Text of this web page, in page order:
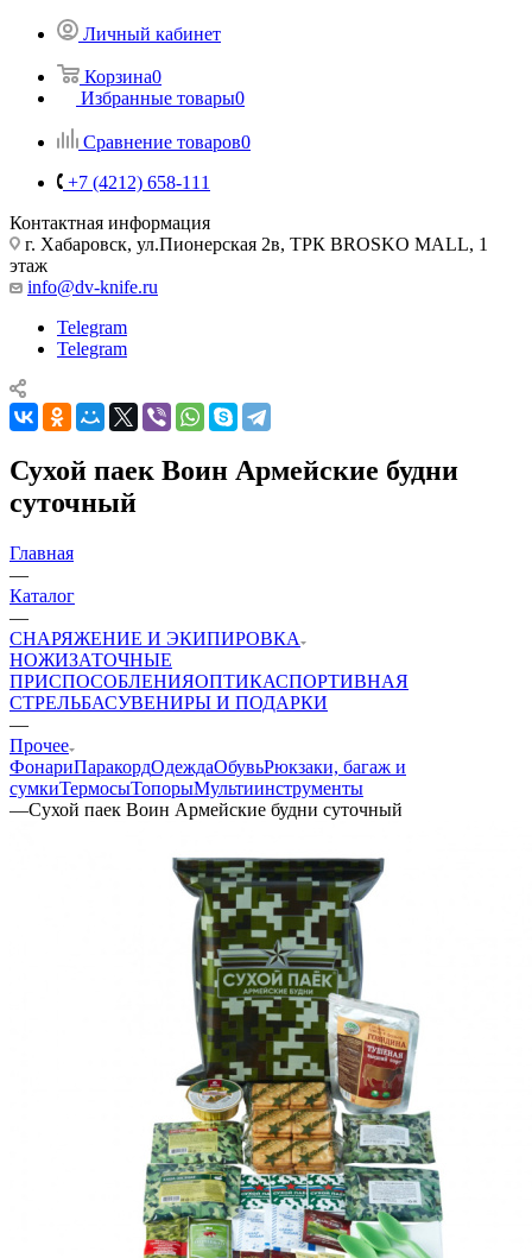
Личный кабинет
Корзина0
Избранные товары0
Сравнение товаров0
+7 (4212) 658-111
Контактная информация
г. Хабаровск, ул.Пионерская 2в, ТРК BROSKO MALL, 1
этаж
info@dv-knife.ru
Telegram
Telegram
Сухой паек Воин Армейские будни
суточный
Главная
—
Каталог
—
СНАРЯЖЕНИЕ И ЭКИПИРОВКА
НОЖИЗАТОЧНЫЕ
ПРИСПОСОБЛЕНИЯОПТИКАСПОРТИВНАЯ
СТРЕЛЬБАСУВЕНИРЫ И ПОДАРКИ
—
Прочее
ФонариПаракордОдеждаОбувьРюкзаки, багаж и
сумкиТермосыТопорыМультиинструменты
—Сухой паек Воин Армейские будни суточный